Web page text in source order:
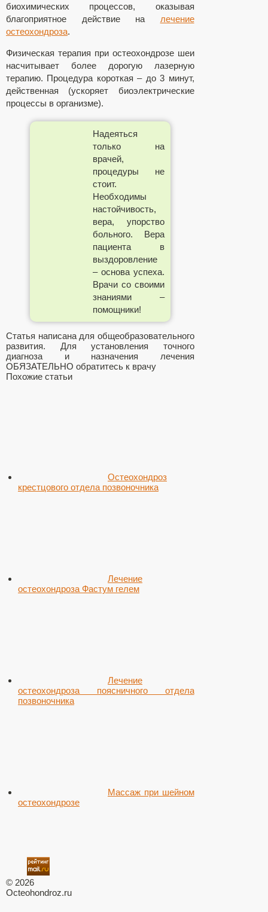
биохимических процессов, оказывая
благоприятное действие на лечение
остеохондроза.
Физическая терапия при остеохондрозе шеи
насчитывает более дорогую лазерную
терапию. Процедура короткая – до 3 минут,
действенная (ускоряет биоэлектрические
процессы в организме).
Надеяться
только на
врачей,
процедуры не
стоит.
Необходимы
настойчивость,
вера, упорство
больного. Вера
пациента в
выздоровление
– основа успеха.
Врачи со своими
знаниями –
помощники!
Статья написана для общеобразовательного
развития. Для установления точного
диагноза и назначения лечения
ОБЯЗАТЕЛЬНО обратитесь к врачу
Похожие статьи
Остеохондроз
крестцового отдела позвоночника
Лечение
остеохондроза Фастум гелем
Лечение
остеохондроза поясничного отдела
позвоночника
Массаж при шейном
остеохондрозе
© 2026
Octeohondroz.ru